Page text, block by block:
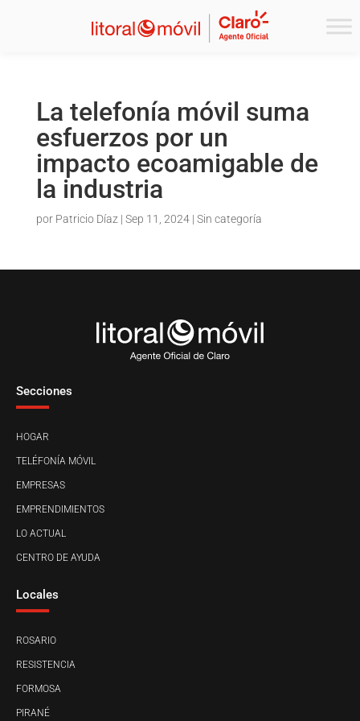
La telefonía móvil suma
esfuerzos por un
impacto ecoamigable de
la industria
por Patricio Díaz | Sep 11, 2024| Sin categoría
Secciones
HOGAR
TELÉFONÍA MÓVIL
EMPRESAS
EMPRENDIMIENTOS
LO ACTUAL
CENTRO DE AYUDA
Locales
ROSARIO
RESISTENCIA
FORMOSA
PIRANÉ